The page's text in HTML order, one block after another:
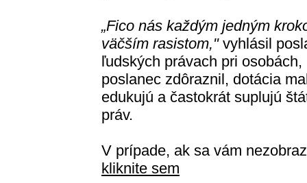
„Fico nás každým jedným
väčším rasistom,"vyhlásil
ľudských právach pri
poslanec zdôraznil, dotácia
edukujú a častokrát suplujú
práv.
V prípade, ak sa vám
kliknite sem